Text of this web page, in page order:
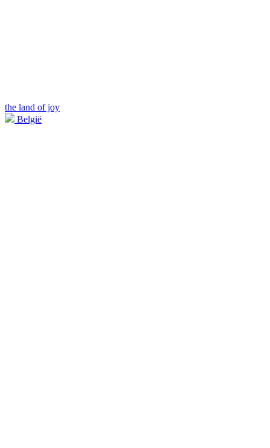
the land of joy
België